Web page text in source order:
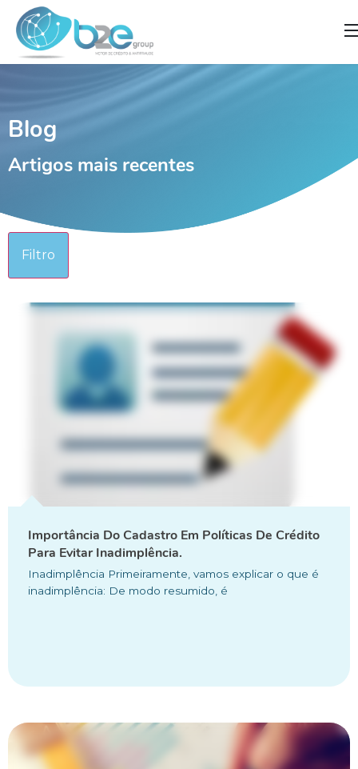
Blog
Artigos mais recentes
Filtro
Importância Do Cadastro Em Políticas De Crédito
Para Evitar Inadimplência.
Inadimplência Primeiramente, vamos explicar o que é
inadimplência: De modo resumido, é